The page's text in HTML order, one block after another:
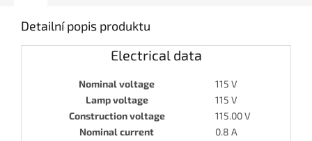
Detailní popis produktu
Electrical data
Nominal voltage
115 V
Lamp voltage
115 V
Construction voltage
115.00 V
Nominal current
0.8 A